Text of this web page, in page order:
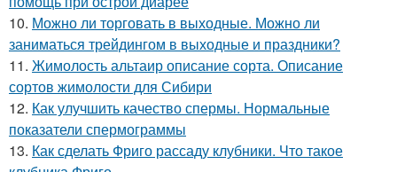
10. Можно ли торговать в выходные. Можно ли
заниматься трейдингом в выходные и праздники?
11. Жимолость альтаир описание сорта. Описание
сортов жимолости для Сибири
12. Как улучшить качество спермы. Нормальные
показатели спермограммы
13. Как сделать Фриго рассаду клубники. Что такое